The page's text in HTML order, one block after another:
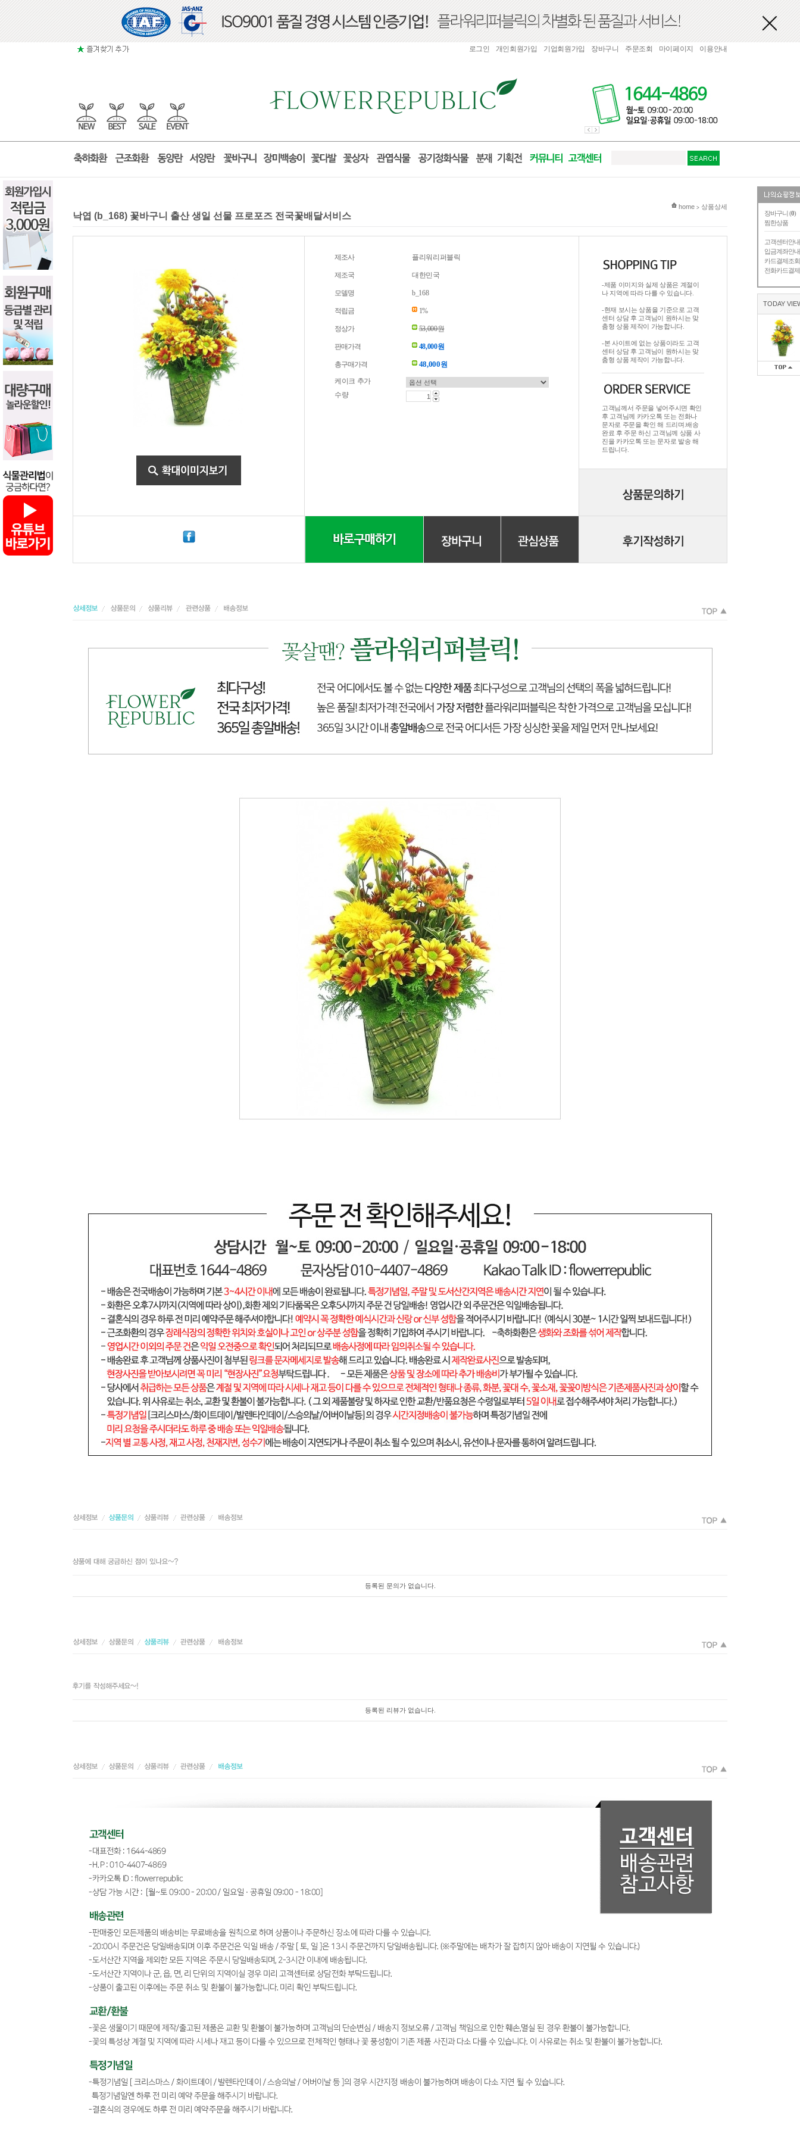
장바구니 (0)
찜한상품
고객센터안내
입금계좌안내
카드결제조회
전화카드결제
TODAY
로그인 개인회원가입 기업회원가입 장바구니 주문조회 마이페이지 이용안내
현재 위치
home > 상품상세
낙엽 (b_168) 꽃바구니 출산 생일 선물 프로포즈 전국꽃배달서비스
제조사 플리워리퍼블릭
제조국 대한민국
모델명 b_168
적립금 1%
정상가 53,000원
판매가격 48,000원
총구매가격 48,000원
케이크 추가
수량
-제품 이미지와 실제 상품은 계절이
나 지역에 따라 다를 수 있습니다.
-현재 보시는 상품을 기준으로 고객
센터 상담 후 고객님이 원하시는 맞
춤형 상품 제작이 가능합니다.
-본 사이트에 없는 상품이라도 고객
센터 상담 후 고객님이 원하시는 맞
춤형 상품 제작이 가능합니다.
고객님께서 주문을 넣어주시면 확인
후 고객님께 카카오톡 또는 전화나
문자로 주문을 확인 해 드리며.배송
완료 후 주문 하신 고객님께 상품 사
진을 카카오톡 또는 문자로 발송 해
드립니다.
등록된 문의가 없습니다.
등록된 리뷰가 없습니다.